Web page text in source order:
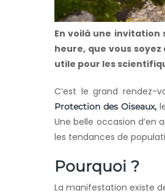
En voilà une invitation
heure, que vous
utile pour les
C’est le grand rendez-
Protection des Oiseaux,
Une belle occasion d’en
les tendances de
Pourquoi ?
La manifestation existe